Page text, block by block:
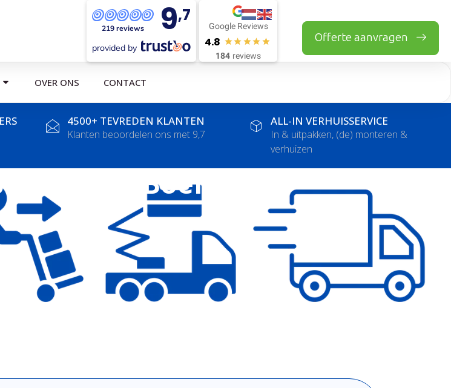
219 reviews 9,7
provided by
Google Reviews
4.8
184 reviews
Offerte aanvragen
OVER ONS CONTACT
4500+ TEVREDEN KLANTEN
Klanten beoordelen ons met 9,7
ALL-IN VERHUISSERVICE
In & uitpakken, (de) monteren &
verhuizen
Ten Boer